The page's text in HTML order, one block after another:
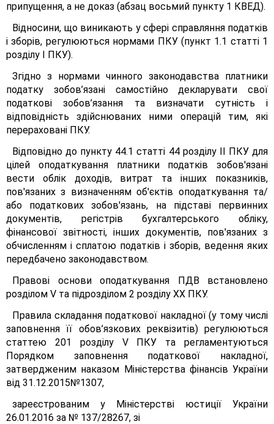
припущення, а не доказ (абзац восьмий пункту 1 КВЕД).
Відносини, що виникають у сфері справляння податків
і зборів, регулюються нормами ПКУ (пункт 1.1 статті 1
розділу І ПКУ).
Згідно з нормами чинного законодавства платники
податку зобов’язані самостійно декларувати свої
податкові зобов’язання та визначати сутність і
відповідність здійснюваних ними операцій тим, які
перераховані ПКУ.
Відповідно до пункту 44.1 статті 44 розділу II ПКУ для
цілей оподаткування платники податків зобов'язані
вести облік доходів, витрат та інших показників,
пов'язаних з визначенням об'єктів оподаткування та/
або податкових зобов'язань, на підставі первинних
документів, регістрів бухгалтерського обліку,
фінансової звітності, інших документів, пов'язаних з
обчисленням і сплатою податків і зборів, ведення яких
передбачено законодавством.
Правові основи оподаткування ПДВ встановлено
розділом V та підрозділом 2 розділу XX ПКУ.
Правила складання податкової накладної (у тому числі
заповнення її обов’язкових реквізитів) регулюються
статтею 201 розділу V ПКУ та регламентуються
Порядком заповнення податкової накладної,
затвердженим наказом Міністерства фінансів України
від 31.12.2015№1307,
зареєстрованим у Міністерстві юстиції України
26.01.2016 за № 137/28267, зі